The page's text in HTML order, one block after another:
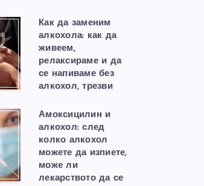
Как да заменим
алкохола: как да
живеем,
релаксираме и да
се напиваме без
алкохол, трезви
Амоксицилин и
алкохол: след
колко алкохол
можете да изпиете,
може ли
лекарството да се